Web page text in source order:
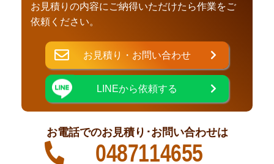
お見積りの内容にご納得いただけたら作業をご
依頼ください。
お見積り・お問い合わせ
LINEから依頼する
お電話でのお見積り･お問い合わせは
0487114655